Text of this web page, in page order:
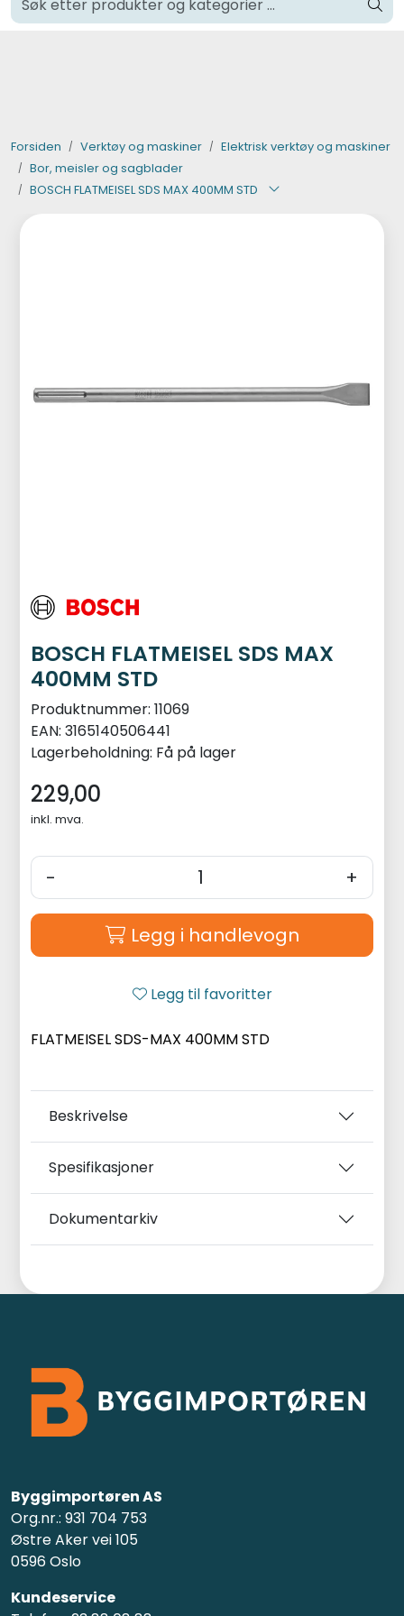
Skip to main content Klikk og hent i Oslo
Forsiden Verktøy og maskiner
Elektrisk verktøy og maskiner
Bor, meisler og sagblader
BOSCH FLATMEISEL SDS MAX 400MM STD
BOSCH FLATMEISEL SDS MAX
400MM STD
Produktnummer: 11069
EAN: 3165140506441
Lagerbeholdning: Få på lager
229,00
inkl. mva.
- +
Legg i handlevogn
Legg til favoritter
FLATMEISEL SDS-MAX 400MM STD
Beskrivelse
Spesifikasjoner
Dokumentarkiv
Byggimportøren AS
Org.nr.: 931 704 753
Østre Aker vei 105
0596 Oslo
Kundeservice
Byggevarer
Murer